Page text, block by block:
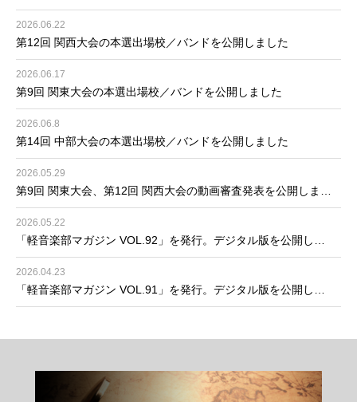
2026.06.22
第12回 関西大会の本選出場校／バンドを公開しました
2026.06.17
第9回 関東大会の本選出場校／バンドを公開しました
2026.06.8
第14回 中部大会の本選出場校／バンドを公開しました
2026.05.29
第9回 関東大会、第12回 関西大会の動画審査発表を公開しま…
2026.05.22
「軽音楽部マガジン VOL.92」を発行。デジタル版を公開し…
2026.04.23
「軽音楽部マガジン VOL.91」を発行。デジタル版を公開し…